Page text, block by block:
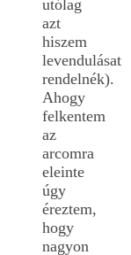
utólag
azt
hiszem
levendulásat
rendelnék).
Ahogy
felkentem
az
arcomra
eleinte
úgy
éreztem,
hogy
nagyon